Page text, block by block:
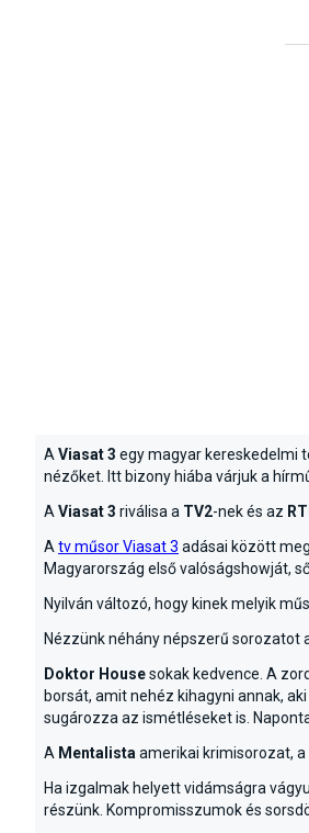
A Viasat 3 egy magyar kereskedelmi
nézőket. Itt bizony hiába várjuk a
A Viasat 3 riválisa a TV2-nek és az
A tv műsor Viasat 3 adásai között
Magyarország első valóságshowját,
Nyilván változó, hogy kinek melyik
Nézzünk néhány népszerű sorozatot
Doktor Housesokak kedvence. A
borsát, amit nehéz kihagyni annak,
sugározza az ismétléseket is.
A Mentalista amerikai krimisorozat,
Ha izgalmak helyett vidámságra
részünk. Kompromisszumok és